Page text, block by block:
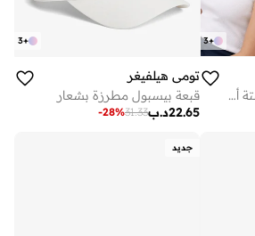
+
3
قبعة كانفاس أساسية بستة ألواح
+
3
تومي هيلفيغر
قبعة بيسبول مطرزة بشعار
د.ب22.65
31.33
-28%
جديد